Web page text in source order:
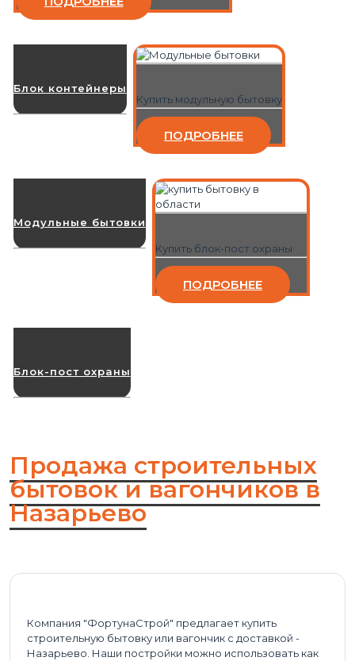
Блок контейнеры
Купить модульную бытовку
ПОДРОБНЕЕ
Модульные бытовки
Купить блок-пост охраны
ПОДРОБНЕЕ
Блок-пост охраны
Продажа строительных
бытовок и вагончиков в
Назарьево
Компания "ФортунаСтрой" предлагает купить
строительную бытовку или вагончик с доставкой -
Назарьево. Наши постройки можно использовать как